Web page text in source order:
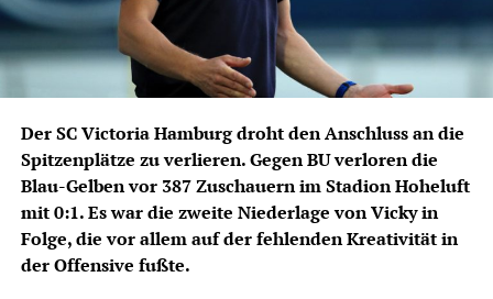
Der SC Victoria Hamburg droht den Anschluss an die
Spitzenplätze zu verlieren. Gegen BU verloren die
Blau-Gelben vor 387 Zuschauern im Stadion Hoheluft
mit 0:1. Es war die zweite Niederlage von Vicky in
Folge, die vor allem auf der fehlenden Kreativität in
der Offensive fußte.